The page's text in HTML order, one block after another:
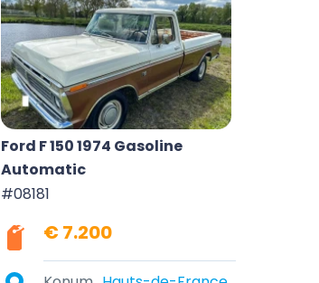
Ford F 150 1974 Gasoline
Automatic
#08181
€ 7.200